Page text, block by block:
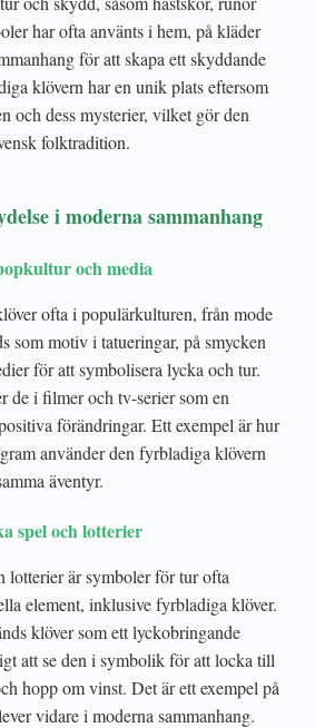
har ofta använts i hem, på kläder
för att skapa ett skyddande
klövern har en unik plats eftersom
och dess mysterier, vilket gör den
folktradition.
i moderna sammanhang
och media
ofta i populärkulturen, från mode
som motiv i tatueringar, på smycken
för att symbolisera lycka och tur.
de i filmer och tv-serier som en
förändringar. Ett exempel är hur
använder den fyrbladiga klövern
äventyr.
spel och lotterier
lotterier är symboler för tur ofta
element, inklusive fyrbladiga klöver.
klöver som ett lyckobringande
att se den i symbolik för att locka till
hopp om vinst. Det är ett exempel på
vidare i moderna sammanhang.